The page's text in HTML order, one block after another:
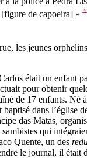
[figure de capoeira] »
les jeunes
était un enfant
pour obtenir
de 17 enfants.
dans l’église
das Matas,
qui
Quente, un des
le journal, il